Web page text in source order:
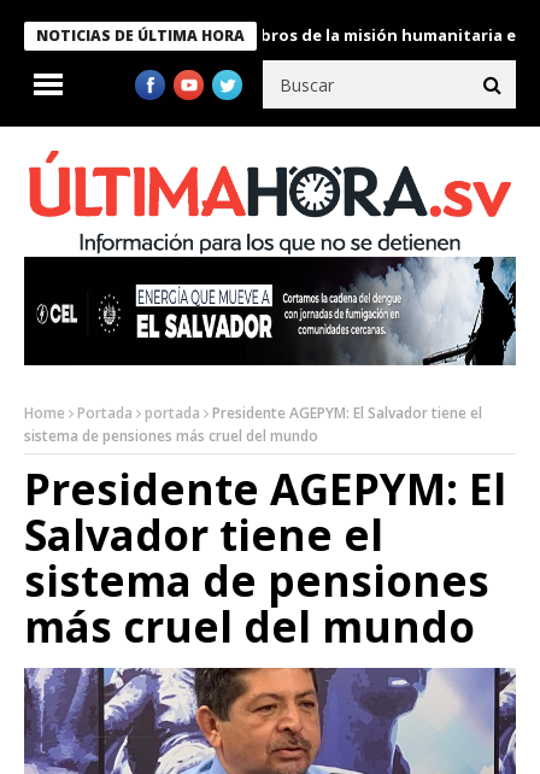
NOTICIAS DE ÚLTIMA HORA
Bukele condecora a miembros de la misión humanitaria enviada
Home Portada portada
Presidente AGEPYM: El Salvador tiene el
sistema de pensiones más cruel del mundo
Presidente AGEPYM: El
Salvador tiene el
sistema de pensiones
más cruel del mundo